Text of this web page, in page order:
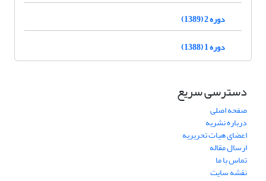
دوره 2 (1389)
دوره 1 (1388)
دسترسی سریع
صفحه اصلی
درباره نشریه
اعضای هیات تحریریه
ارسال مقاله
تماس با ما
نقشه سایت